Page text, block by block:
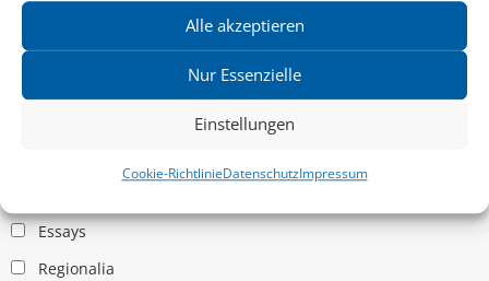
Alle akzeptieren
Nur Essenzielle
Einstellungen
Cookie-RichtlinieDatenschutzImpressum
Newsletter
News zu aktuellen Neuheiten und Nachrichten im zu Klampen!
Verlag – jederzeit wieder abbestellbar.
Essays
Regionalia